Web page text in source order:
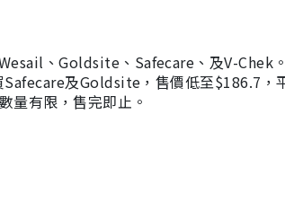
、Goldsite、Safecare、及V-Chek
及Goldsite，售價低至$186.7，
量有限，售完即止。